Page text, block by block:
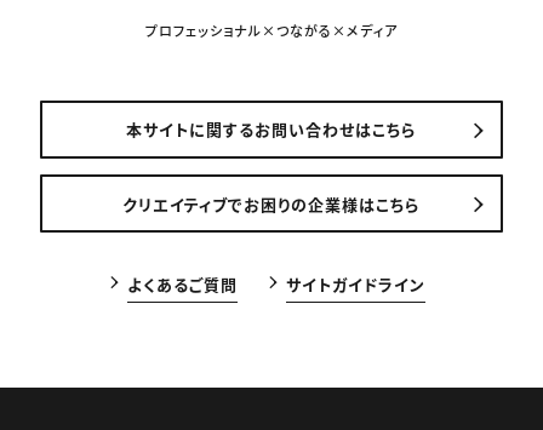
プロフェッショナル×つながる×メディア
本サイトに関するお問い合わせはこちら
クリエイティブでお困りの企業様はこちら
よくあるご質問 サイトガイドライン